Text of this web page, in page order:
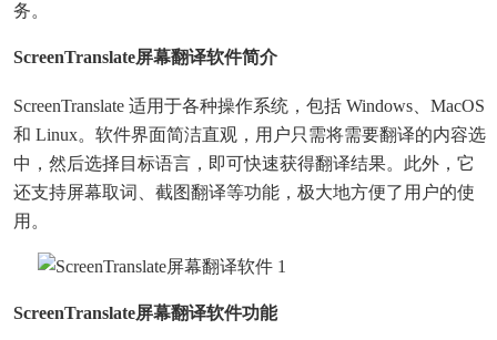
务。
ScreenTranslate屏幕翻译软件简介
ScreenTranslate 适用于各种操作系统，包括 Windows、macOS
和 Linux。软件界面简洁直观，用户只需将需要翻译的内容选
中，然后选择目标语言，即可快速获得翻译结果。此外，它
还支持屏幕取词、截图翻译等功能，极大地方便了用户的使
用。
ScreenTranslate屏幕翻译软件功能